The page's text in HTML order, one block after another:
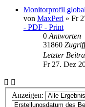
Monitorprofil
von MaxPerl » Fr
- PDF - Print
0 Antworten
31860
Letzter
Fr 27. Dez
Anzeigen: